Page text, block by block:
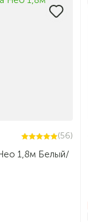
(56)
1,8м Белый/